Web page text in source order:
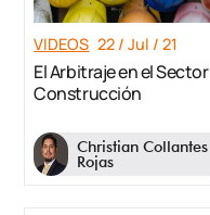
VIDEOS 22 / Jul / 21
El Arbitraje en el Sector
Construcción
Christian Collantes
Rojas